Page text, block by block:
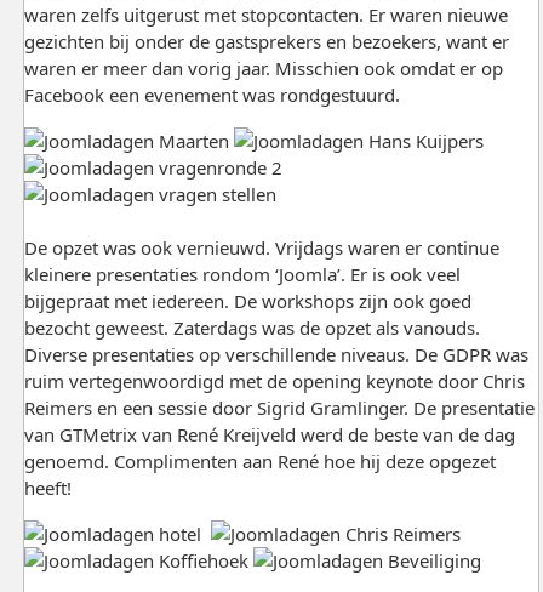
waren zelfs uitgerust met stopcontacten. Er waren nieuwe
gezichten bij onder de gastsprekers en bezoekers, want er
waren er meer dan vorig jaar. Misschien ook omdat er op
Facebook een evenement was rondgestuurd.
De opzet was ook vernieuwd. Vrijdags waren er continue
kleinere presentaties rondom ‘Joomla’. Er is ook veel
bijgepraat met iedereen. De workshops zijn ook goed
bezocht geweest. Zaterdags was de opzet als vanouds.
Diverse presentaties op verschillende niveaus. De GDPR was
ruim vertegenwoordigd met de opening keynote door Chris
Reimers en een sessie door Sigrid Gramlinger. De presentatie
van GTMetrix van René Kreijveld werd de beste van de dag
genoemd. Complimenten aan René hoe hij deze opgezet
heeft!